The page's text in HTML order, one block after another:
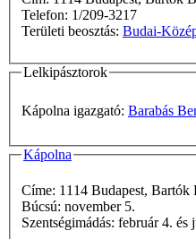
Telefon: 1/209-3217
Területi beosztás: Budai-
Lelkipásztorok
Kápolna igazgató: Barabás
Kápolna
Címe: 1114 Budapest, Bartók
Búcsú: november 5.
Szentségimádás: